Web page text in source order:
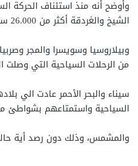
وأوضح أنه منذ استئناف الحركة
الشيخ والغردقة أكثر من 26.000 سائحا من أوكرانيا
وبيلاروسيا وسويسرا والمجر
من الرحلات السياحية التي
سيناء والبحر الأحمر عادت الي
السياحية واستمتاعهم بشواطئ
والمشمس، وذلك دون رصد أية